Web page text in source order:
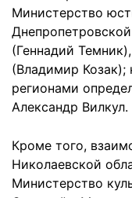
Министерство
(Геннадий
(Владимир
регионами
Александр Вилкул.
Кроме того,
Николаевской
Министерство